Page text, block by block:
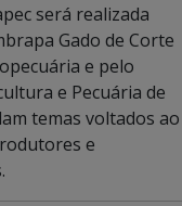
será realizada
Gado de Corte
e pelo
e Pecuária de
temas voltados ao
e